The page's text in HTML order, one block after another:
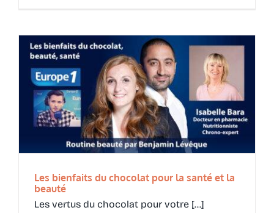
Les bienfaits du chocolat pour la santé et la
beauté
Les vertus du chocolat pour votre [...]